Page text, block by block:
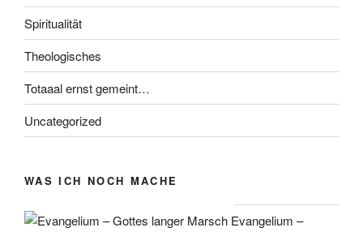
Spiritualität
Theologisches
Totaaal ernst gemeint…
Uncategorized
WAS ICH NOCH MACHE
Evangelium –